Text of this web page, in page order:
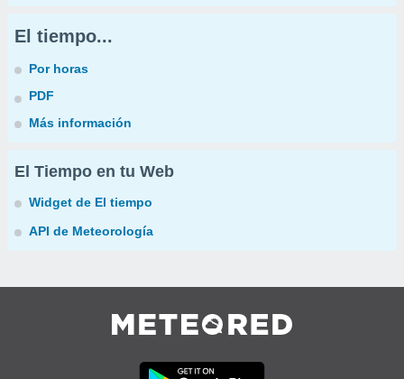
El tiempo...
Por horas
PDF
Más información
El Tiempo en tu Web
Widget de El tiempo
API de Meteorología